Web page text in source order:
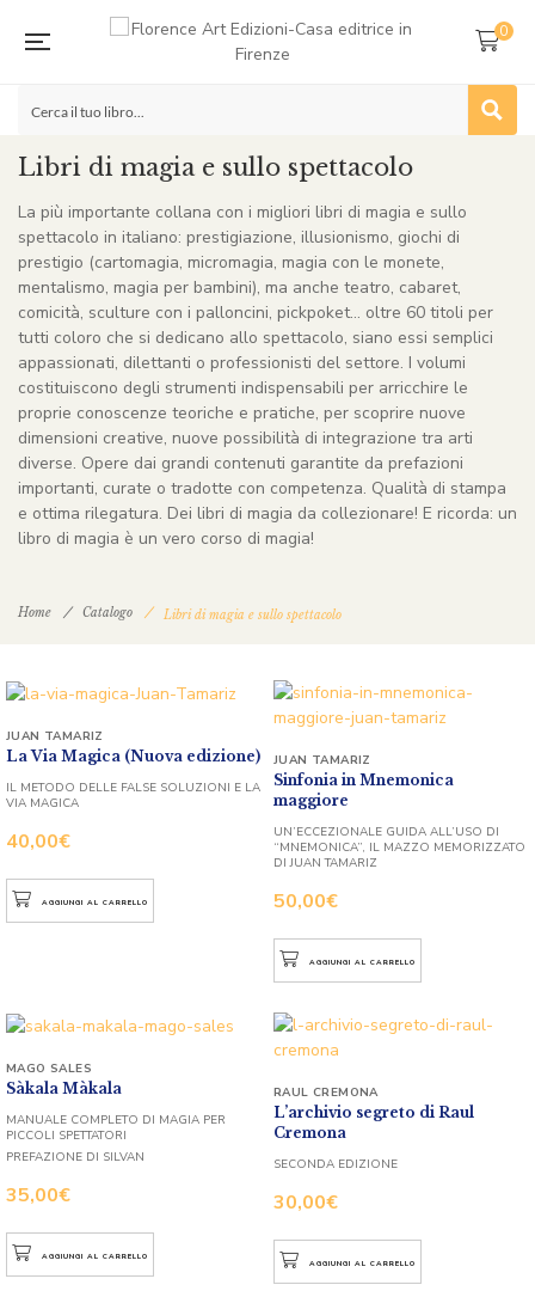
0
Libri di magia e sullo spettacolo
La più importante collana con i migliori libri di magia e sullo
spettacolo in italiano: prestigiazione, illusionismo, giochi di
prestigio (cartomagia, micromagia, magia con le monete,
mentalismo, magia per bambini), ma anche teatro, cabaret,
comicità, sculture con i palloncini, pickpoket… oltre 60 titoli per
tutti coloro che si dedicano allo spettacolo, siano essi semplici
appassionati, dilettanti o professionisti del settore. I volumi
costituiscono degli strumenti indispensabili per arricchire le
proprie conoscenze teoriche e pratiche, per scoprire nuove
dimensioni creative, nuove possibilità di integrazione tra arti
diverse. Opere dai grandi contenuti garantite da prefazioni
importanti, curate o tradotte con competenza. Qualità di stampa
e ottima rilegatura. Dei libri di magia da collezionare! E ricorda: un
libro di magia è un vero corso di magia!
Home Catalogo Libri di magia e sullo spettacolo
La Via Magica (Nuova edizione)
40,00€
JUAN TAMARIZ
IL METODO DELLE FALSE SOLUZIONI E LA
VIA MAGICA
AGGIUNGI AL CARRELLO
Sinfonia in Mnemonica
maggiore
50,00€
JUAN TAMARIZ
UN’ECCEZIONALE GUIDA ALL’USO DI
“MNEMONICA”, IL MAZZO MEMORIZZATO
DI JUAN TAMARIZ
AGGIUNGI AL CARRELLO
Sàkala Màkala
35,00€
MAGO SALES
MANUALE COMPLETO DI MAGIA PER
PICCOLI SPETTATORI
PREFAZIONE DI SILVAN
AGGIUNGI AL CARRELLO
L’archivio segreto di Raul
Cremona
30,00€
RAUL CREMONA
SECONDA EDIZIONE
AGGIUNGI AL CARRELLO